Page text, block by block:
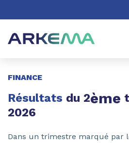
Aller à la recherche
FINANCE
Résultats du 2ème
2026
Dans un trimestre marqué par